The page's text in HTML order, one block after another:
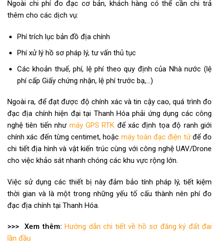
Ngoài chi phí đo đạc cơ bản, khách hàng có thể cần chi trả
thêm cho các dịch vụ:
Phí trích lục bản đồ địa chính
Phí xử lý hồ sơ pháp lý, tư vấn thủ tục
Các khoản thuế, phí, lệ phí theo quy định của Nhà nước (lệ
phí cấp Giấy chứng nhận, lệ phí trước bạ,…)
Ngoài ra, để đạt được độ chính xác và tin cậy cao, quá trình đo
đạc địa chính hiện đại tại Thanh Hóa phải ứng dụng các công
nghệ tiên tiến như máy GPS RTK để xác định tọa độ ranh giới
chính xác đến từng centimet, hoặc máy toàn đạc điện tửđể đo
chi tiết địa hình và vật kiến trúc cùng với công nghệ UAV/Drone
cho việc khảo sát nhanh chóng các khu vực rộng lớn.
Việc sử dụng các thiết bị này đảm bảo tính pháp lý, tiết kiệm
thời gian và là một trong những yếu tố cấu thành nên phí đo
đạc địa chính tại Thanh Hóa.
>>> Xem thêm: Hướng dẫn chi tiết về hồ sơ đăng ký đất đai
lần đầu